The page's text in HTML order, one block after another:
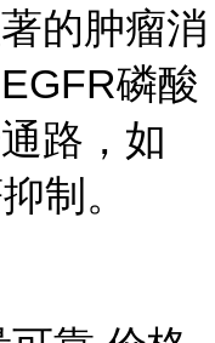
的肿瘤消
磷酸
路，如
制。